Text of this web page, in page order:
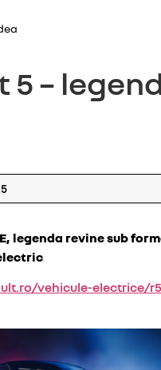
5 –
legenda revine sub
vehicule-electrice/